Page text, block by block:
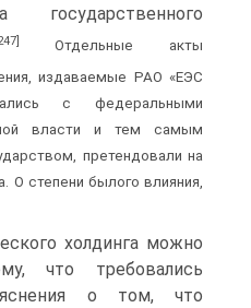
государственного
Отдельные акты
издаваемые РАО «ЕЭС
с федеральными
власти и тем самым
претендовали на
О степени былого влияния,
холдинга можно
что требовались
о том, что